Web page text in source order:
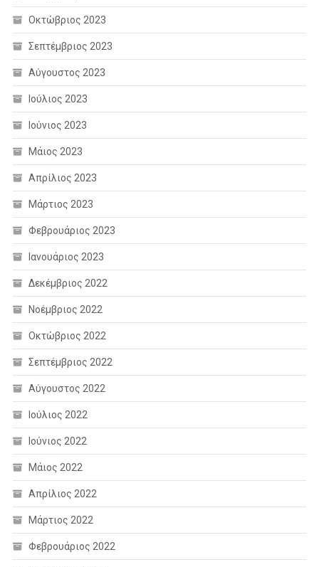
Οκτώβριος 2023
Σεπτέμβριος 2023
Αύγουστος 2023
Ιούλιος 2023
Ιούνιος 2023
Μάιος 2023
Απρίλιος 2023
Μάρτιος 2023
Φεβρουάριος 2023
Ιανουάριος 2023
Δεκέμβριος 2022
Νοέμβριος 2022
Οκτώβριος 2022
Σεπτέμβριος 2022
Αύγουστος 2022
Ιούλιος 2022
Ιούνιος 2022
Μάιος 2022
Απρίλιος 2022
Μάρτιος 2022
Φεβρουάριος 2022